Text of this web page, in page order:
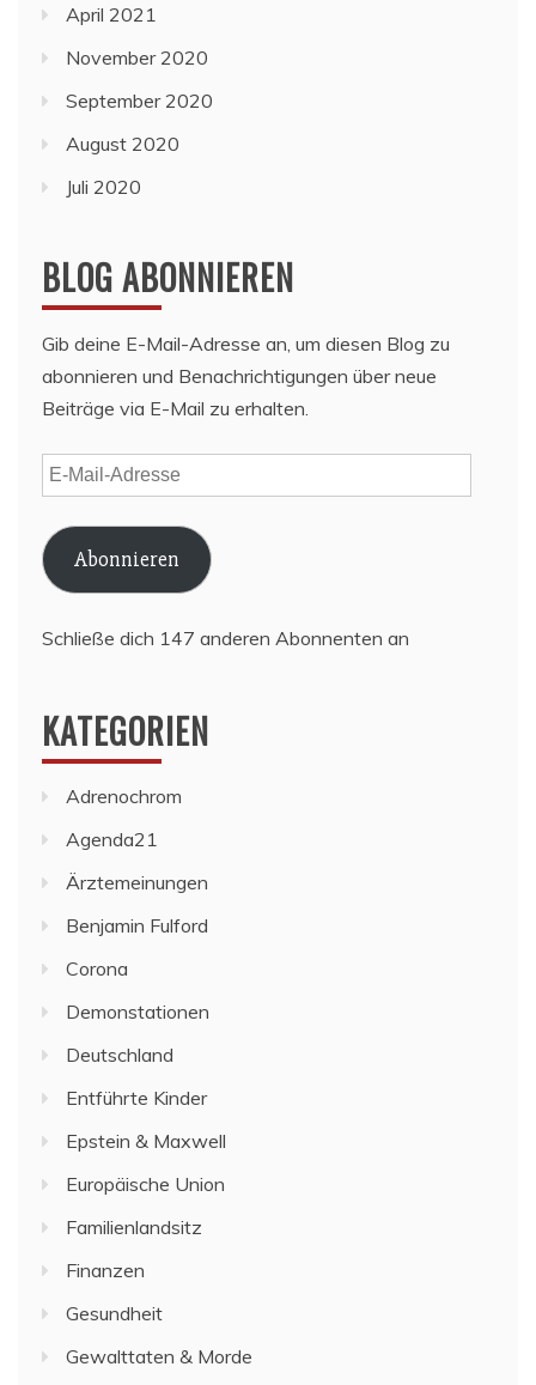
April 2021
November 2020
September 2020
August 2020
Juli 2020
BLOG ABONNIEREN
Gib deine E-Mail-Adresse an, um diesen Blog zu
abonnieren und Benachrichtigungen über neue
Beiträge via E-Mail zu erhalten.
E-
Mail-
Adresse
Abonnieren
Schließe dich 147 anderen Abonnenten an
KATEGORIEN
Adrenochrom
Agenda21
Ärztemeinungen
Benjamin Fulford
Corona
Demonstationen
Deutschland
Entführte Kinder
Epstein & Maxwell
Europäische Union
Familienlandsitz
Finanzen
Gesundheit
Gewalttaten & Morde